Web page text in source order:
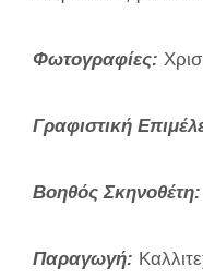
Φωτογραφίες:
Γραφιστική
Βοηθός Σκηνοθέτη:
Παραγωγή: